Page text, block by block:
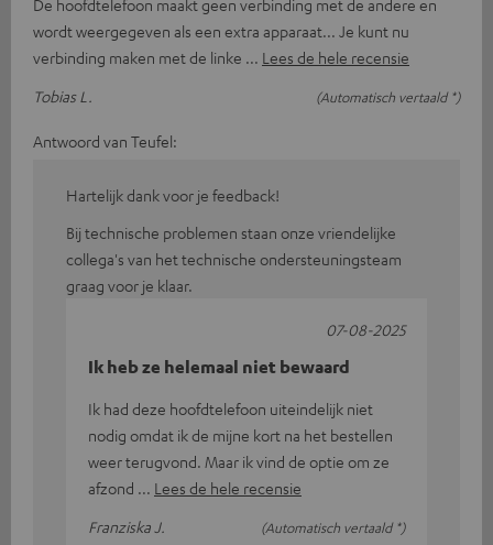
De hoofdtelefoon maakt geen verbinding met de andere en
wordt weergegeven als een extra apparaat... Je kunt nu
verbinding maken met de linke
Lees de hele recensie
Tobias L.
(Automatisch vertaald *)
Antwoord van Teufel:
Hartelijk dank voor je feedback!
Bij technische problemen staan onze vriendelijke
collega's van het technische ondersteuningsteam
graag voor je klaar.
Ik heb ze helemaal niet bewaard
Ik had deze hoofdtelefoon uiteindelijk niet
nodig omdat ik de mijne kort na het bestellen
weer terugvond. Maar ik vind de optie om ze
afzond
Lees de hele recensie
Franziska J.
(Automatisch vertaald *)
07-08-2025